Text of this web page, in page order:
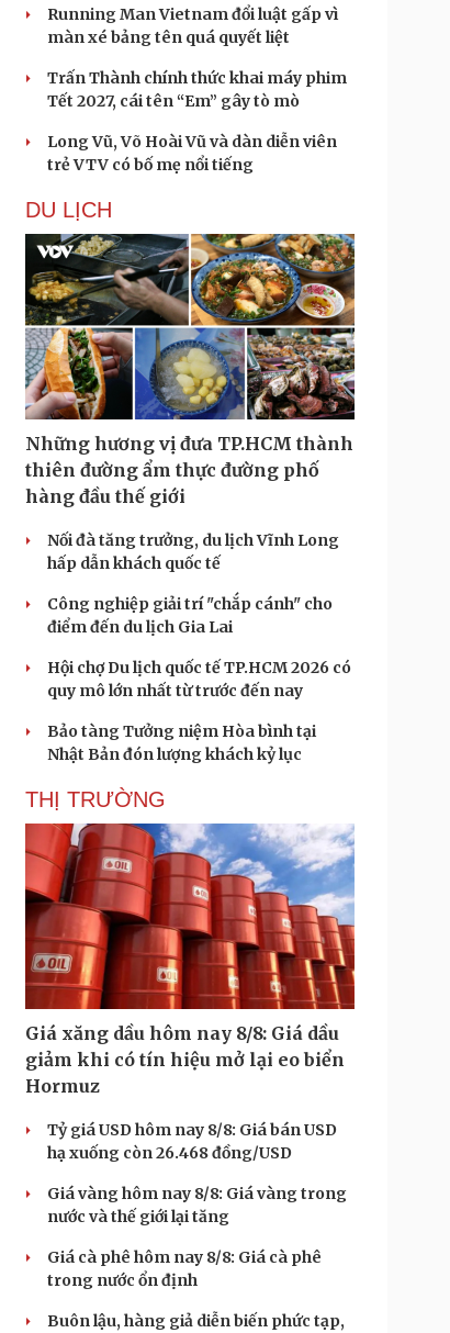
Running Man Vietnam đổi luật gấp vì
màn xé bảng tên quá quyết liệt
Trấn Thành chính thức khai máy phim
Tết 2027, cái tên “Em” gây tò mò
Long Vũ, Võ Hoài Vũ và dàn diễn viên
trẻ VTV có bố mẹ nổi tiếng
DU LỊCH
Những hương vị đưa TP.HCM thành
thiên đường ẩm thực đường phố
hàng đầu thế giới
Nối đà tăng trưởng, du lịch Vĩnh Long
hấp dẫn khách quốc tế
Công nghiệp giải trí "chắp cánh" cho
điểm đến du lịch Gia Lai
Hội chợ Du lịch quốc tế TP.HCM 2026 có
quy mô lớn nhất từ trước đến nay
Bảo tàng Tưởng niệm Hòa bình tại
Nhật Bản đón lượng khách kỷ lục
THỊ TRƯỜNG
Giá xăng dầu hôm nay 8/8: Giá dầu
giảm khi có tín hiệu mở lại eo biển
Hormuz
Tỷ giá USD hôm nay 8/8: Giá bán USD
hạ xuống còn 26.468 đồng/USD
Giá vàng hôm nay 8/8: Giá vàng trong
nước và thế giới lại tăng
Giá cà phê hôm nay 8/8: Giá cà phê
trong nước ổn định
Buôn lậu, hàng giả diễn biến phức tạp,